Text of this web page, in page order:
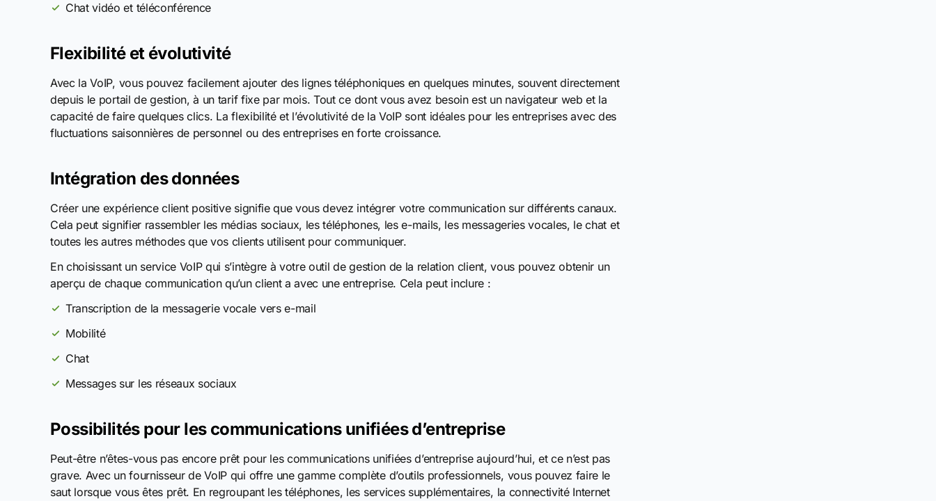
Chat vidéo et téléconférence
Flexibilité et évolutivité
Avec la VoIP, vous pouvez facilement ajouter des lignes téléphoniques en quelques minutes, souvent directement
depuis le portail de gestion, à un tarif fixe par mois. Tout ce dont vous avez besoin est un navigateur web et la
capacité de faire quelques clics. La flexibilité et l’évolutivité de la VoIP sont idéales pour les entreprises avec des
fluctuations saisonnières de personnel ou des entreprises en forte croissance.
Intégration des données
Créer une expérience client positive signifie que vous devez intégrer votre communication sur différents canaux.
Cela peut signifier rassembler les médias sociaux, les téléphones, les e-mails, les messageries vocales, le chat et
toutes les autres méthodes que vos clients utilisent pour communiquer.
En choisissant un service VoIP qui s’intègre à votre outil de gestion de la relation client, vous pouvez obtenir un
aperçu de chaque communication qu’un client a avec une entreprise. Cela peut inclure :
Transcription de la messagerie vocale vers e-mail
Mobilité
Chat
Messages sur les réseaux sociaux
Possibilités pour les communications unifiées d’entreprise
Peut-être n’êtes-vous pas encore prêt pour les communications unifiées d’entreprise aujourd’hui, et ce n’est pas
grave. Avec un fournisseur de VoIP qui offre une gamme complète d’outils professionnels, vous pouvez faire le
saut lorsque vous êtes prêt. En regroupant les téléphones, les services supplémentaires, la connectivité Internet